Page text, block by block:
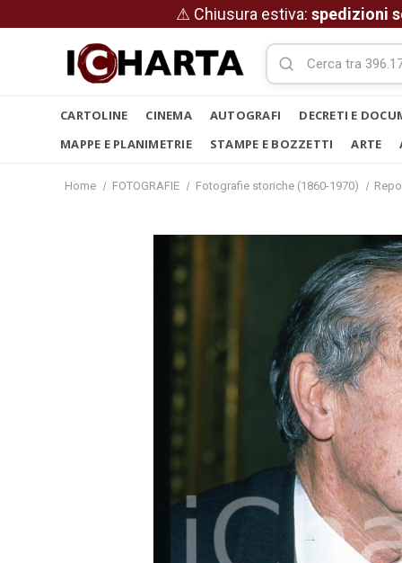
⚠ Chiusura estiva: spedizioni
CARTOLINE CINEMA AUTOGRAFI
DECRETI E
MAPPE E PLANIMETRIE
STAMPE E BOZZETTI ARTE
Home FOTOGRAFIE Fotografie storiche (1860-1970)